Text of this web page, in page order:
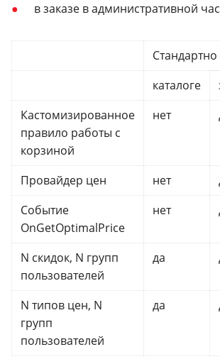
в заказе в административной
каталоге
Кастомизированное
правило работы с
корзиной
нет
Провайдер цен нет
Событие
OnGetOptimalPrice
нет
N скидок, N групп
пользователей
да
N типов цен, N
групп
пользователей
да